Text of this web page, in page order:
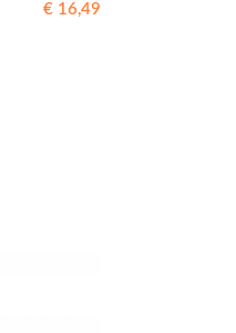
€16,49